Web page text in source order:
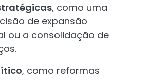
, como uma
de expansão
ou a consolidação de
, como reformas